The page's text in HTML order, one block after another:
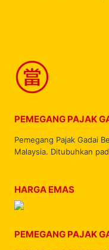
PEMEGANG PAJAK
Pemegang Pajak Gadai
Malaysia. Ditubuhkan
HARGA EMAS
PEMEGANG PAJAK